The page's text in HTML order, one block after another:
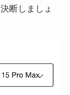
断しましょ